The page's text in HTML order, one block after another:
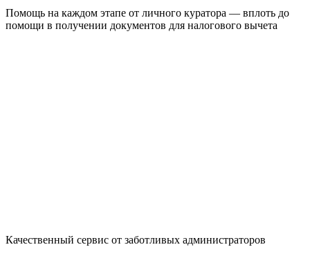
Помощь на каждом этапе от личного куратора — вплоть до
помощи в получении документов для налогового вычета
Качественный сервис от заботливых администраторов